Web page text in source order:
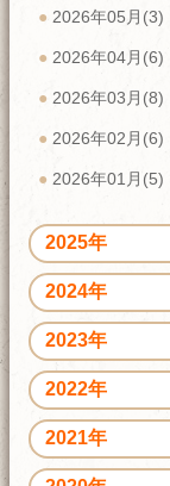
2026年05月(3)
2026年04月(6)
2026年03月(8)
2026年02月(6)
2026年01月(5)
2025年
2024年
2023年
2022年
2021年